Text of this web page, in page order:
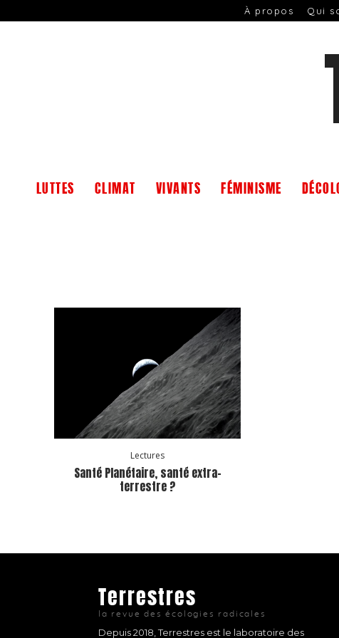
À propos Qui
LUTTES CLIMAT VIVANTS FÉMINISME
Lectures
Santé Planétaire, santé extra-
terrestre ?
Terrestres
la revue des écologies radicales
Depuis 2018, Terrestres est le laboratoire des